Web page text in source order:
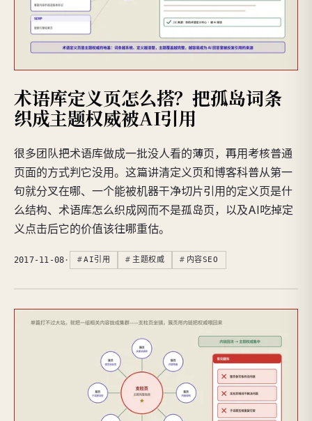
术语库定义页怎么搭？把孤岛词条
织成主题权威被AI引用
很多团队把术语库做成一批没人看的薄页，再用考核普通
页面的方式判它没用。这篇讲清定义页和博客科普从第一
句就分叉在哪、一个能被机器干净切片引用的定义页是什
么结构、术语库怎么织成网而不是孤岛页，以及AI吃掉定
义点击后它的价值该往哪重估。
2017-11-08 · AI引用 主题权威 内容SEO